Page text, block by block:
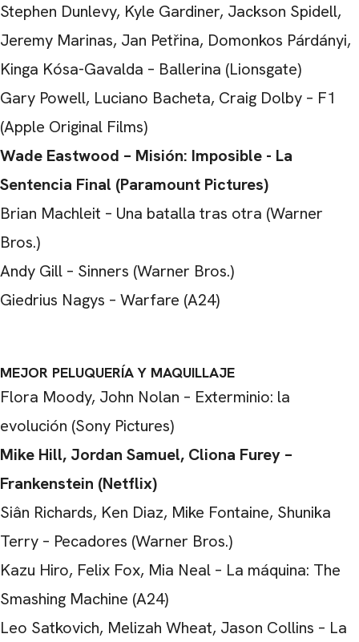
Stephen Dunlevy, Kyle Gardiner, Jackson Spidell,
Jeremy Marinas, Jan Petřina, Domonkos Párdányi,
Kinga Kósa-Gavalda – Ballerina (Lionsgate)
Gary Powell, Luciano Bacheta, Craig Dolby – F1
(Apple Original Films)
Wade Eastwood – Misión: Imposible - La
Sentencia Final (Paramount Pictures)
Brian Machleit – Una batalla tras otra (Warner
Bros.)
Andy Gill – Sinners (Warner Bros.)
Giedrius Nagys – Warfare (A24)
MEJOR PELUQUERÍA Y MAQUILLAJE
Flora Moody, John Nolan – Exterminio: la
evolución (Sony Pictures)
Mike Hill, Jordan Samuel, Cliona Furey –
Frankenstein (Netflix)
Siân Richards, Ken Diaz, Mike Fontaine, Shunika
Terry – Pecadores (Warner Bros.)
Kazu Hiro, Felix Fox, Mia Neal – La máquina: The
Smashing Machine (A24)
Leo Satkovich, Melizah Wheat, Jason Collins – La